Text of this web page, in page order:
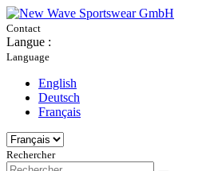
Contact
Langue :
Language
English
Deutsch
Français
Rechercher